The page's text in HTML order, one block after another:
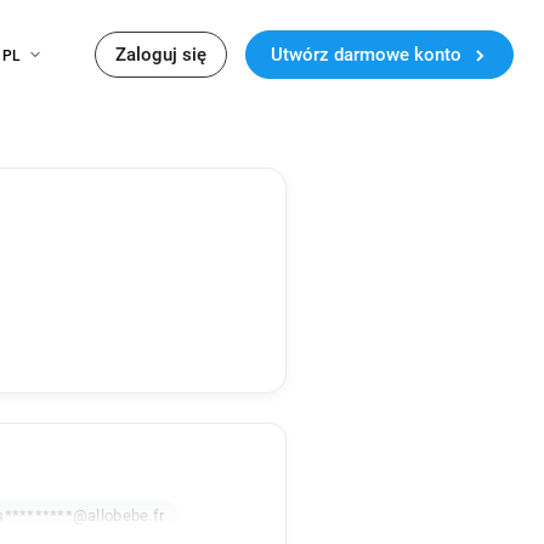
PL Zaloguj się Utwórz darmowe konto